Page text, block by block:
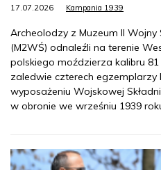
17.07.2026 Kampania 1939
Archeolodzy z Muzeum II
(M2WŚ) odnaleźli na terenie
polskiego moździerza kalibru
zaledwie czterech egzemplarzy
wyposażeniu Wojskowej
w obronie we wrześniu 1939